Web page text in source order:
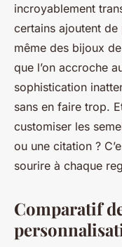
incroyablement
certains ajoutent
même des bijoux
que l’on accroche
sophistication
sans en faire trop.
customiser les
ou une citation ?
sourire à chaque
Comparatif